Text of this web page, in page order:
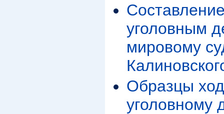
уголовным
мировому
Образцы
уголовному